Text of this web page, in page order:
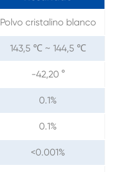
Polvo cristalino blanco
143,5 ℃ ~ 144,5 ℃
-42,20 °
0.1%
0.1%
<0.001%